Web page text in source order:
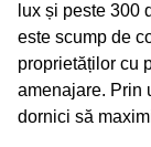
lux și peste 300
este scump de
proprietăților cu
amenajare. Prin
dornici să